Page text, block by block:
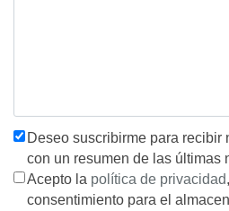
Deseo suscribirme para
con un resumen de las últimas
Acepto la política de privacidad
consentimiento para el